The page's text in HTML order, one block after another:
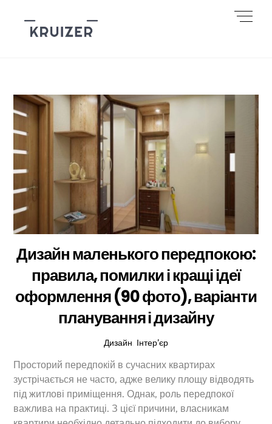
content
Дизайн маленького передпокою:
правила, помилки і кращі ідеї
оформлення (90 фото), варіанти
планування і дизайну
Дизайн Інтер’єр
Просторий передпокій в сучасних квартирах
зустрічається не часто, адже велику площу відводять
під житлові приміщення. Однак, роль передпокої
важлива на практиці. З цієї причини, власникам